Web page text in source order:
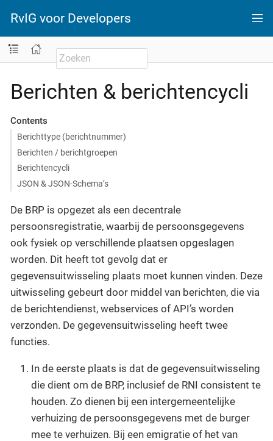
RvIG voor Developers
Berichten & berichtencycli
Contents
Berichttype (berichtnummer)
Berichten / berichtgroepen
Berichtencycli
JSON & JSON-Schema’s
De BRP is opgezet als een decentrale
persoonsregistratie, waarbij de persoonsgegevens
ook fysiek op verschillende plaatsen opgeslagen
worden. Dit heeft tot gevolg dat er
gegevensuitwisseling plaats moet kunnen vinden. Deze
uitwisseling gebeurt door middel van berichten, die via
de berichtendienst, webservices of API’s worden
verzonden. De gegevensuitwisseling heeft twee
functies.
In de eerste plaats is dat de gegevensuitwisseling
die dient om de BRP, inclusief de RNI consistent te
houden. Zo dienen bij een intergemeentelijke
verhuizing de persoonsgegevens met de burger
mee te verhuizen. Bij een emigratie of het van